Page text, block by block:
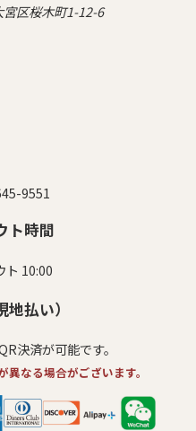
区桜木町1-12-6
9551
ト時間
ト 10:00
払い）
決済が可能です。
なる場合がございます。